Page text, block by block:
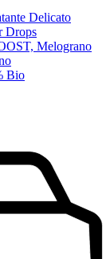
Delicato
Drops
Melograno
Bio